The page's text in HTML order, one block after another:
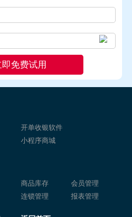
开单收银软件
小程序商城
商品库存
会员管理
连锁管理 报表管理